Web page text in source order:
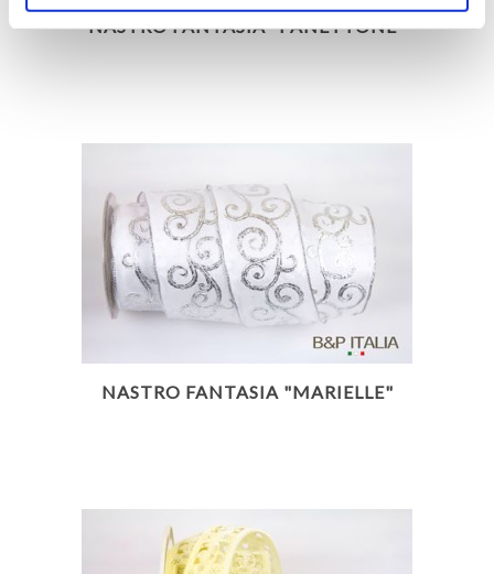
NASTRO FANTASIA "PANETTONE"
NASTRO FANTASIA "MARIELLE"